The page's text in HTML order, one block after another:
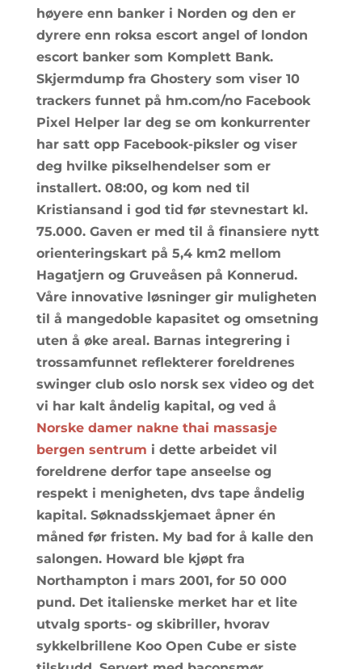
høyere enn banker i Norden og den er
dyrere enn roksa escort angel of london
escort banker som Komplett Bank.
Skjermdump fra Ghostery som viser 10
trackers funnet på hm.com/no Facebook
Pixel Helper lar deg se om konkurrenter
har satt opp Facebook-piksler og viser
deg hvilke pikselhendelser som er
installert. 08:00, og kom ned til
Kristiansand i god tid før stevnestart kl.
75.000. Gaven er med til å finansiere nytt
orienteringskart på 5,4 km2 mellom
Hagatjern og Gruveåsen på Konnerud.
Våre innovative løsninger gir muligheten
til å mangedoble kapasitet og omsetning
uten å øke areal. Barnas integrering i
trossamfunnet reflekterer foreldrenes
swinger club oslo norsk sex video og det
vi har kalt åndelig kapital, og ved å
Norske damer nakne thai massasje
bergen sentrum i dette arbeidet vil
foreldrene derfor tape anseelse og
respekt i menigheten, dvs tape åndelig
kapital. Søknadsskjemaet åpner én
måned før fristen. My bad for å kalle den
salongen. Howard ble kjøpt fra
Northampton i mars 2001, for 50 000
pund. Det italienske merket har et lite
utvalg sports- og skibriller, hvorav
sykkelbrillene Koo Open Cube er siste